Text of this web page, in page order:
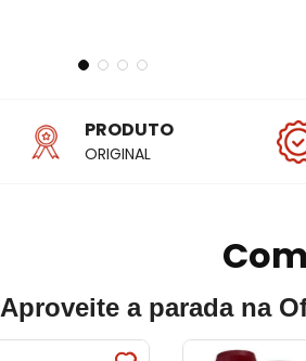
PRODUTO
ORIGINAL
Aproveite a parada na